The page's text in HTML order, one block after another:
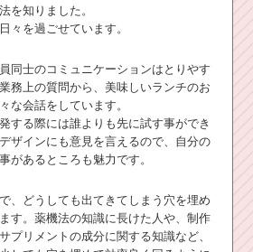
を知りました。
々を過ごせています。
同士のコミュニケーションはとりやす
務上の質問から、美味しいランチのお
な会話をしています。
する際には誰よりも先に試す事ができ
ザインにも意見を言えるので、自分の
があるところも魅力です。
、どうしても出てきてしまう穴を埋め
す。薬機法の知識に長けた人や、制作
プリメントの成分に関する知識など、